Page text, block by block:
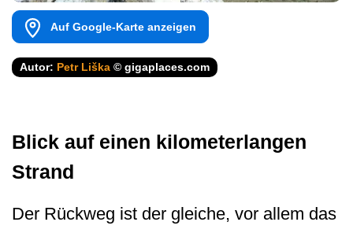
Auf Google-Karte anzeigen
Autor: Petr Liška © gigaplaces.com
Blick auf einen kilometerlangen
Strand
Der Rückweg ist der gleiche, vor allem das